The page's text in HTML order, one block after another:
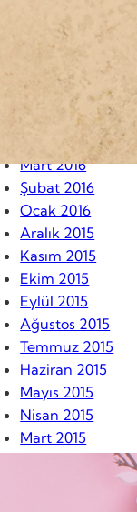
Eylül 2016
Ağustos 2016
Temmuz 2016
Haziran 2016
Mayıs 2016
Nisan 2016
Mart 2016
Şubat 2016
Ocak 2016
Aralık 2015
Kasım 2015
Ekim 2015
Eylül 2015
Ağustos 2015
Temmuz 2015
Haziran 2015
Mayıs 2015
Nisan 2015
Mart 2015